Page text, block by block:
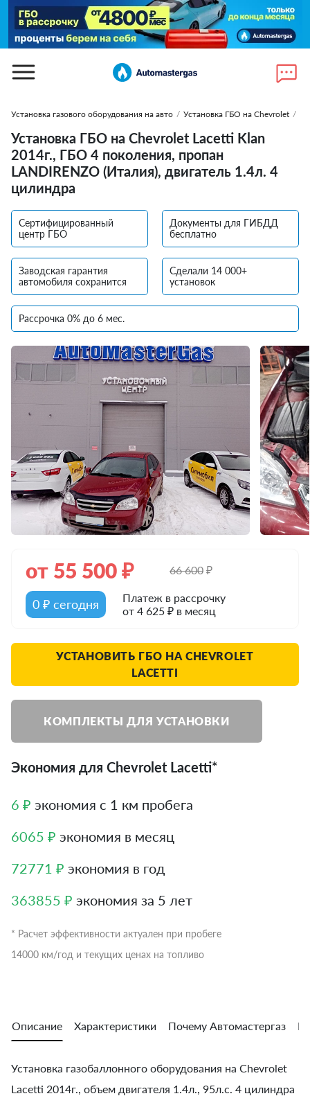
Установка газового оборудования на авто / Установка ГБО на Chevrolet /
Установка ГБО на Chevrolet Lacetti Klan
2014г., ГБО 4 поколения, пропан
LANDIRENZO (Италия), двигатель 1.4л. 4
цилиндра
Сертифицированный
центр ГБО
Документы для ГИБДД
бесплатно
Заводская гарантия
автомобиля сохранится
Сделали 14 000+
установок
Рассрочка 0% до 6 мес.
от 55 500₽ 66 600₽
0 ₽ сегодня
Платеж в рассрочку
от 4 625 ₽ в месяц
УСТАНОВИТЬ ГБО НА CHEVROLET
LACETTI
КОМПЛЕКТЫ ДЛЯ УСТАНОВКИ
Экономия для Chevrolet Lacetti*
6 ₽ экономия с 1 км пробега
6065 ₽ экономия в месяц
72771 ₽ экономия в год
363855 ₽ экономия за 5 лет
* Расчет эффективности актуален при пробеге
14000 км/год и текущих ценах на топливо
Описание Характеристики Почему Автомастергаз
Установка газобаллонного оборудования на Chevrolet
Lacetti 2014г., объем двигателя 1.4л., 95л.с. 4 цилиндра